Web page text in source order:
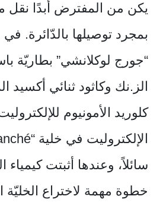
يكن من المفترض أبدًا نقل
“جورج لوكلانشي” بطاريّة
الز.نك وكاثود ثنائي أكسيد
كلوريد الأمونيوم
سائلاً، وعندها أثبتت كيمياء
خطوة مهمة لاختراع الخليّة